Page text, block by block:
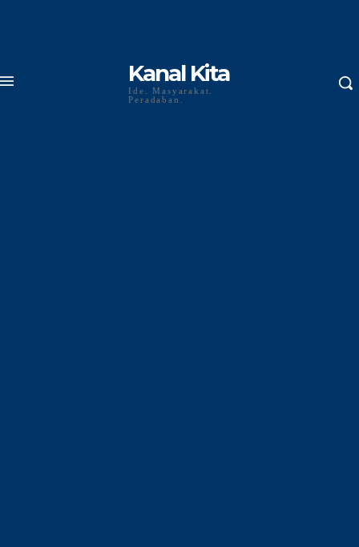
Kanal Kita
Ide. Masyarakat.
Peradaban.